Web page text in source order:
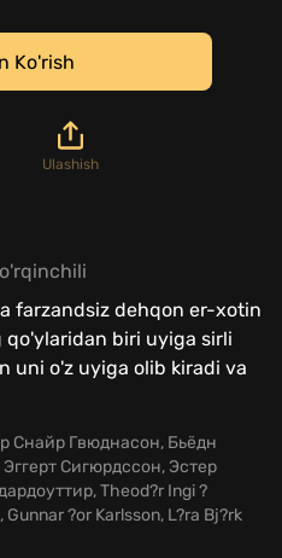
Ko'rish
Ulashish
farzandsiz dehqon er-xotin
biri uyiga sirli
uni o'z uyiga olib kiradi va
Снайр Гвюднасон, Бьёдн
Сигюрдссон, Эстер
Theod?r Ingi ?
?or Karlsson, L?ra Bj?rk